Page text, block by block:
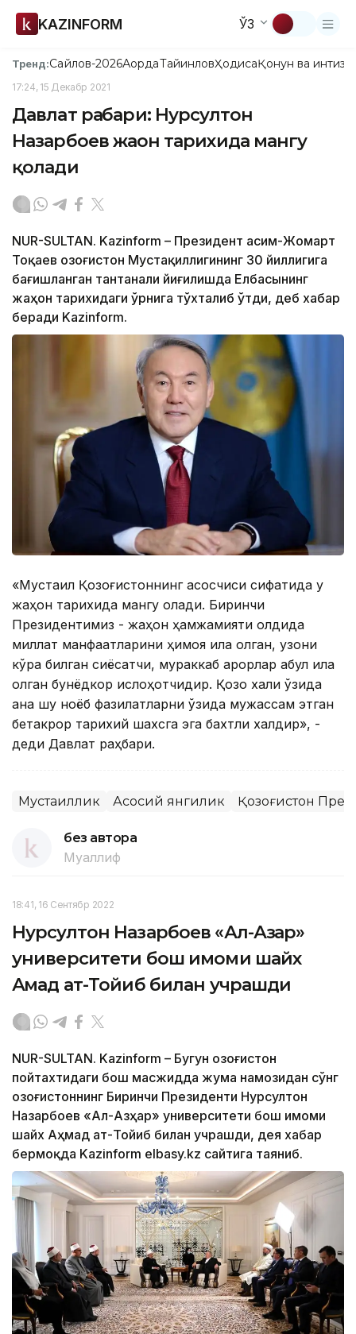
KAZINFORM ЎЗ
Тренд:Сайлов-2026АқордаТайинловҲодисаҚонун ва
17:24, 15 Декабр 2021
Давлат раҳбари: Нурсултон
Назарбоев жаҳон тарихида мангу
қолади
NUR-SULTAN. Kazinform – Президент Қасим-Жомарт
Тоқаев Қозоғистон Мустақиллигининг 30 йиллигига
бағишланган тантанали йиғилишда Елбасынинг
жаҳон тарихидаги ўрнига тўхталиб ўтди, деб хабар
беради Kazinform.
«Мустақил Қозоғистоннинг асосчиси сифатида у
жаҳон тарихида мангу қолади. Биринчи
Президентимиз - жаҳон ҳамжамияти олдида
миллат манфаатларини ҳимоя қила олган, узоқни
кўра билган сиёсатчи, мураккаб қарорлар қабул қила
олган бунёдкор ислоҳотчидир. Қозоқ халқи ўзида
ана шу ноёб фазилатларни ўзида мужассам этган
бетакрор тарихий шахсга эга бахтли халқдир», -
деди Давлат раҳбари.
Мустақиллик Асосий янгилик Қозоғистон
без автора
Муаллиф
18:41, 16 Сентябр 2022
Нурсултон Назарбоев «Ал-Азҳар»
университети бош имоми шайх
Аҳмад ат-Тойиб билан учрашди
NUR-SULTAN. Kazinform – Бугун Қозоғистон
пойтахтидаги бош масжидда жума намозидан сўнг
Қозоғистоннинг Биринчи Президенти Нурсултон
Назарбоев «Ал-Азҳар» университети бош имоми
шайх Аҳмад ат-Тойиб билан учрашди, дея хабар
бермоқда Kazinform elbasy.kz сайтига таяниб.